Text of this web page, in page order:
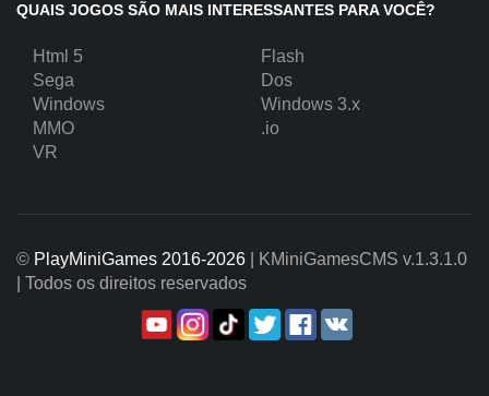
QUAIS JOGOS SÃO MAIS INTERESSANTES PARA VOCÊ?
Html 5
Flash
Sega
Dos
Windows
Windows 3.x
MMO
.io
VR
© PlayMiniGames 2016-2026 | KMiniGamesCMS v.1.3.1.0
| Todos os direitos reservados